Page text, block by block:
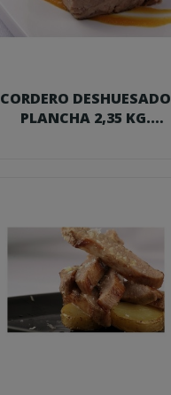
CORDERO DESHUESADO
PLANCHA 2,35 KG.